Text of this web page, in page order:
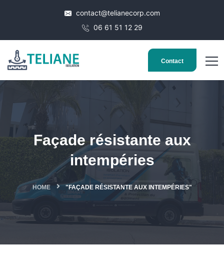
contact@telianecorp.com
06 61 51 12 29
Contact
Façade résistante aux
intempéries
HOME "FAÇADE RÉSISTANTE AUX INTEMPÉRIES"